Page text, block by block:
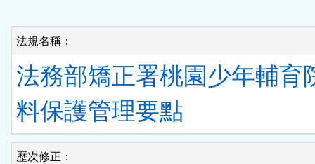
法規名稱：
法務部矯正署桃園少年輔育
料保護管理要點
歷次修正：